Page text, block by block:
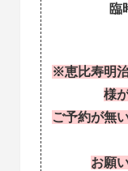
臨
※恵比寿明
様
ご予約が無
お願